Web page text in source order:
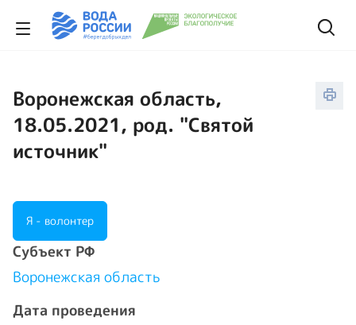
Воронежская область,
18.05.2021, род. "Святой
источник"
Я - волонтер
Cубъект РФ
Воронежская область
Дата проведения